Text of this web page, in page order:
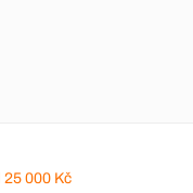
25 000 Kč